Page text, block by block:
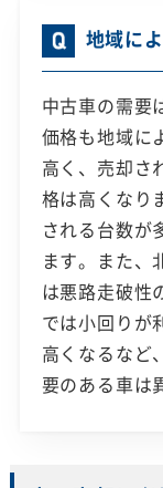
地域に
中古車の需要
価格も地域に
高く、売却さ
格は高くなり
される台数が
ます。また、
は悪路走破性
では小回りが
高くなるなど
要のある車は